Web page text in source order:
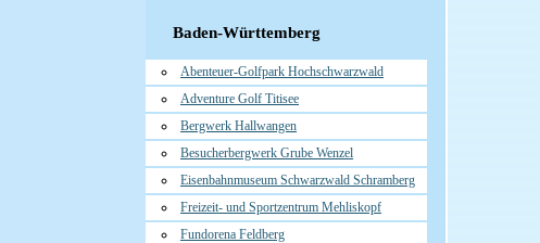
Baden-Württemberg
Abenteuer-Golfpark Hochschwarzwald
Adventure Golf Titisee
Bergwerk Hallwangen
Besucherbergwerk Grube Wenzel
Eisenbahnmuseum Schwarzwald Schramberg
Freizeit- und Sportzentrum Mehliskopf
Fundorena Feldberg